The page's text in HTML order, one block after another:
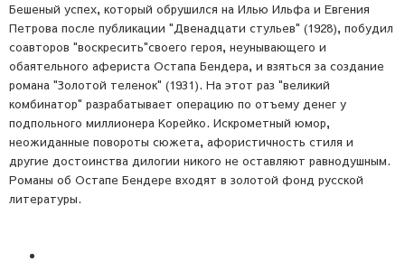
Бешеный успех, который обрушился на Илью Ильфа и Евгения
Петрова после публикации "Двенадцати стульев" (1928), побудил
соавторов "воскресить"своего героя, неунывающего и
обаятельного афериста Остапа Бендера, и взяться за создание
романа "Золотой теленок" (1931). На этот раз "великий
комбинатор" разрабатывает операцию по отъему денег у
подпольного миллионера Корейко. Искрометный юмор,
неожиданные повороты сюжета, афористичность стиля и
другие достоинства дилогии никого не оставляют равнодушным.
Романы об Остапе Бендере входят в золотой фонд русской
литературы.